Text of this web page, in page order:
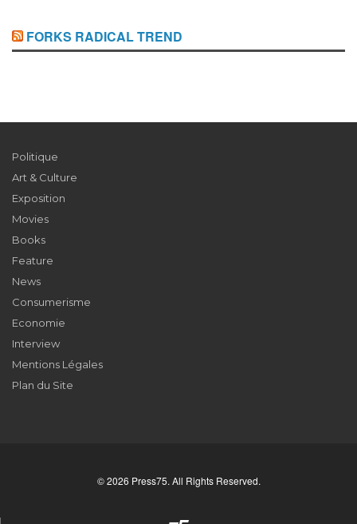
FORKS RADICAL TREND
Politique
Art & Culture
Exposition
Movies
Books
Feature
News
Consumerisme
Economie
Interview
Mentions Légales
Plan du Site
© 2026 Press75. All Rights Reserved.